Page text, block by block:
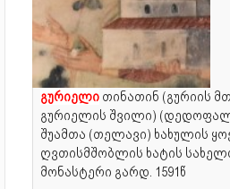
გურიელი თინათინ (გურიის
გურიელის შვილი)
შუამთა (თელავი) ხახულის
ღვთისმშობლის ხატის
მონასტერი გარდ. 1591წ